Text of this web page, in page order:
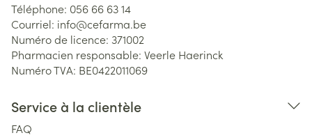
Téléphone: 056 66 63 14
Courriel: info@cefarma.be
Numéro de licence: 371002
Pharmacien responsable: Veerle Haerinck
Numéro TVA: BE0422011069
Service à la clientèle
FAQ